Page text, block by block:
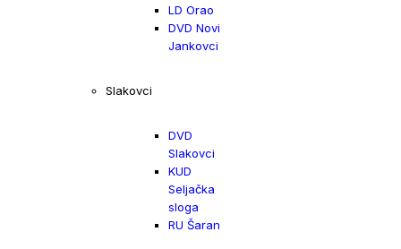
LD Orao
DVD Novi
Jankovci
Slakovci
DVD
Slakovci
KUD
Seljačka
sloga
RU Šaran